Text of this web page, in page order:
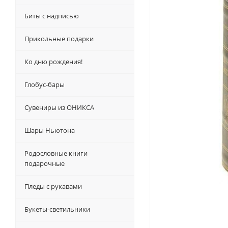
Биты с надписью
Прикольные подарки
Ко дню рождения!
Глобус-бары
Сувениры из ОНИКСА
Шары Ньютона
Родословные книги
подарочные
Пледы с рукавами
Букеты-светильники